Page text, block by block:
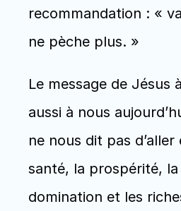
recommandation : «
ne pèche plus. »
Le message de Jésus
aussi à nous
ne nous dit pas d’aller
santé, la prospérité,
domination et les